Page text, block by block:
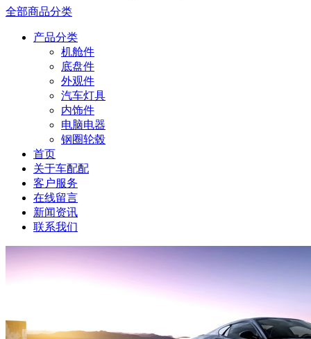
全部商品分类
产品分类
机舱件
底盘件
外观件
汽车灯具
内饰件
电脑电器
钢圈轮毂
首页
关于车配配
客户服务
在线留言
新闻资讯
联系我们